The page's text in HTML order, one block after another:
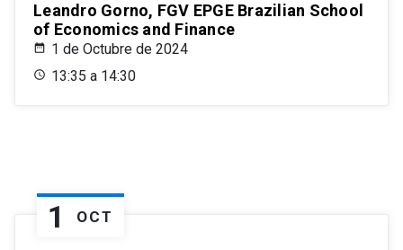
Leandro Gorno, FGV EPGE Brazilian School
of Economics and Finance
1 de Octubre de 2024
13:35 a 14:30
1 OCT